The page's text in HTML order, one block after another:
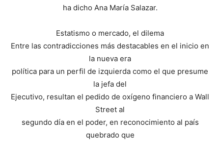
ha dicho Ana María Salazar.
Estatismo o mercado, el dilema
Entre las contradicciones más destacables en el inicio en
la nueva era
política para un perfil de izquierda como el que presume
la jefa del
Ejecutivo, resultan el pedido de oxígeno financiero a Wall
Street al
segundo día en el poder, en reconocimiento al país
quebrado que